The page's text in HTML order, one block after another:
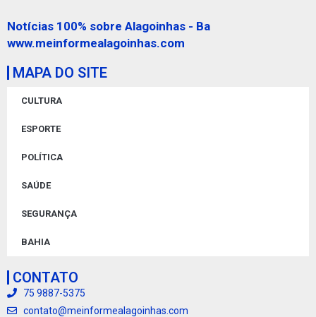
Notícias 100% sobre Alagoinhas - Ba
www.meinformealagoinhas.com
MAPA DO SITE
CULTURA
ESPORTE
POLÍTICA
SAÚDE
SEGURANÇA
BAHIA
CONTATO
75 9887-5375
contato@meinformealagoinhas.com